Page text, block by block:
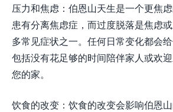
压力和焦虑：伯恩山天生是一个更焦
患有分离焦虑症，而过度脱落是焦虑
多常见症状之一。任何日常变化都会
包括没有花足够的时间陪伴家人或欢
您的家。
饮食的改变：饮食的改变会影响伯恩